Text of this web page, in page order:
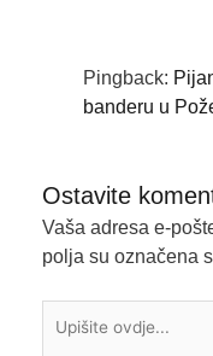
Pingback:
banderu u
Ostavite
Vaša adresa e-
polja su označena
ovdje...